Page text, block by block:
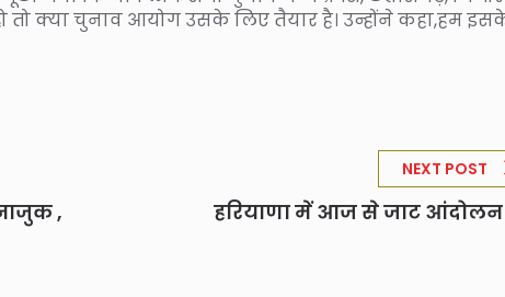
तो क्या चुनाव आयोग उसके लिए तैयार है। उन्होंने कहा,हम
,
NEXT POST
हरियाणा में आज से जाट